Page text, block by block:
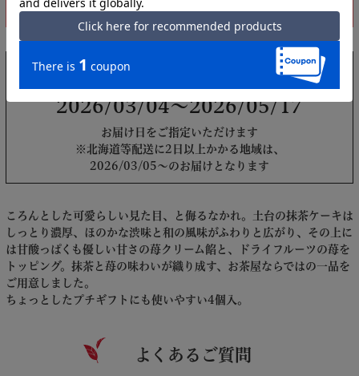
【お届け日】
2026/03/04～2026/05/17
お届け日をご指定いただけます
※北海道等配送に2日以上かかる地域は、
2026/03/05～のお届けとなります
ころんとした可愛らしい見た目、と侮るなかれ。土台の抹茶ケーキは
しっとり濃厚、ほのかな渋味と和の風味がふわりと広がり、その上に
は甘酸っぱくも優しい甘さの苺クリーム餡と、ドライフルーツの苺を
トッピング。抹茶と苺の味わいが織り成す、お茶屋ならではの一品を
ご用意しました。
ちょっとしたプチギフトにも使いやすい4個入。
よくあるご質問